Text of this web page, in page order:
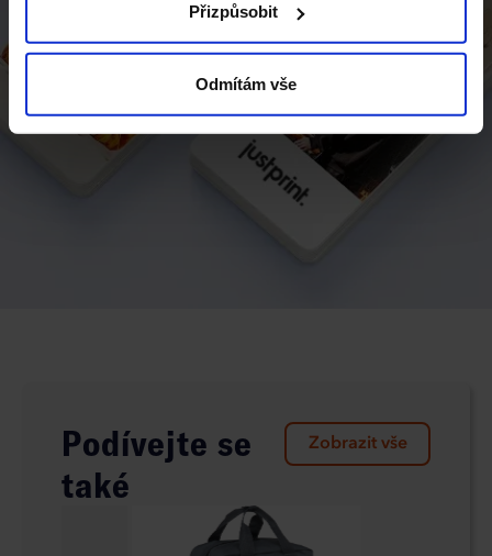
našich stránek. Pokud se chcete sami rozhodnout, jaké
typy cookies budou používány, klikněte na „Přizpůsobit“.
Přizpůsobit
Odmítám vše
Podívejte se
také
Zobrazit vše